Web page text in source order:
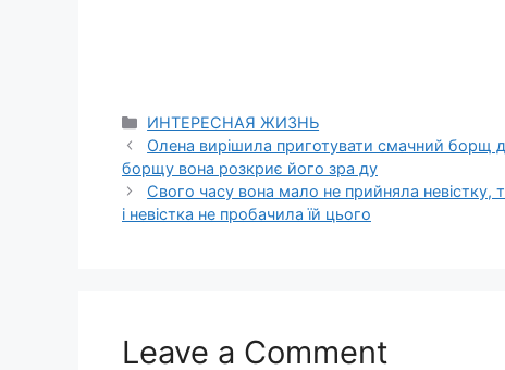
Categories
ИНТЕРЕСНАЯ ЖИЗНЬ
Олена вирішила приготувати смачний борщ
борщу вона розкриє його зра ду
Свого часу вона мало не прийняла
і невістка не пробачила їй цього
Leave a Comment